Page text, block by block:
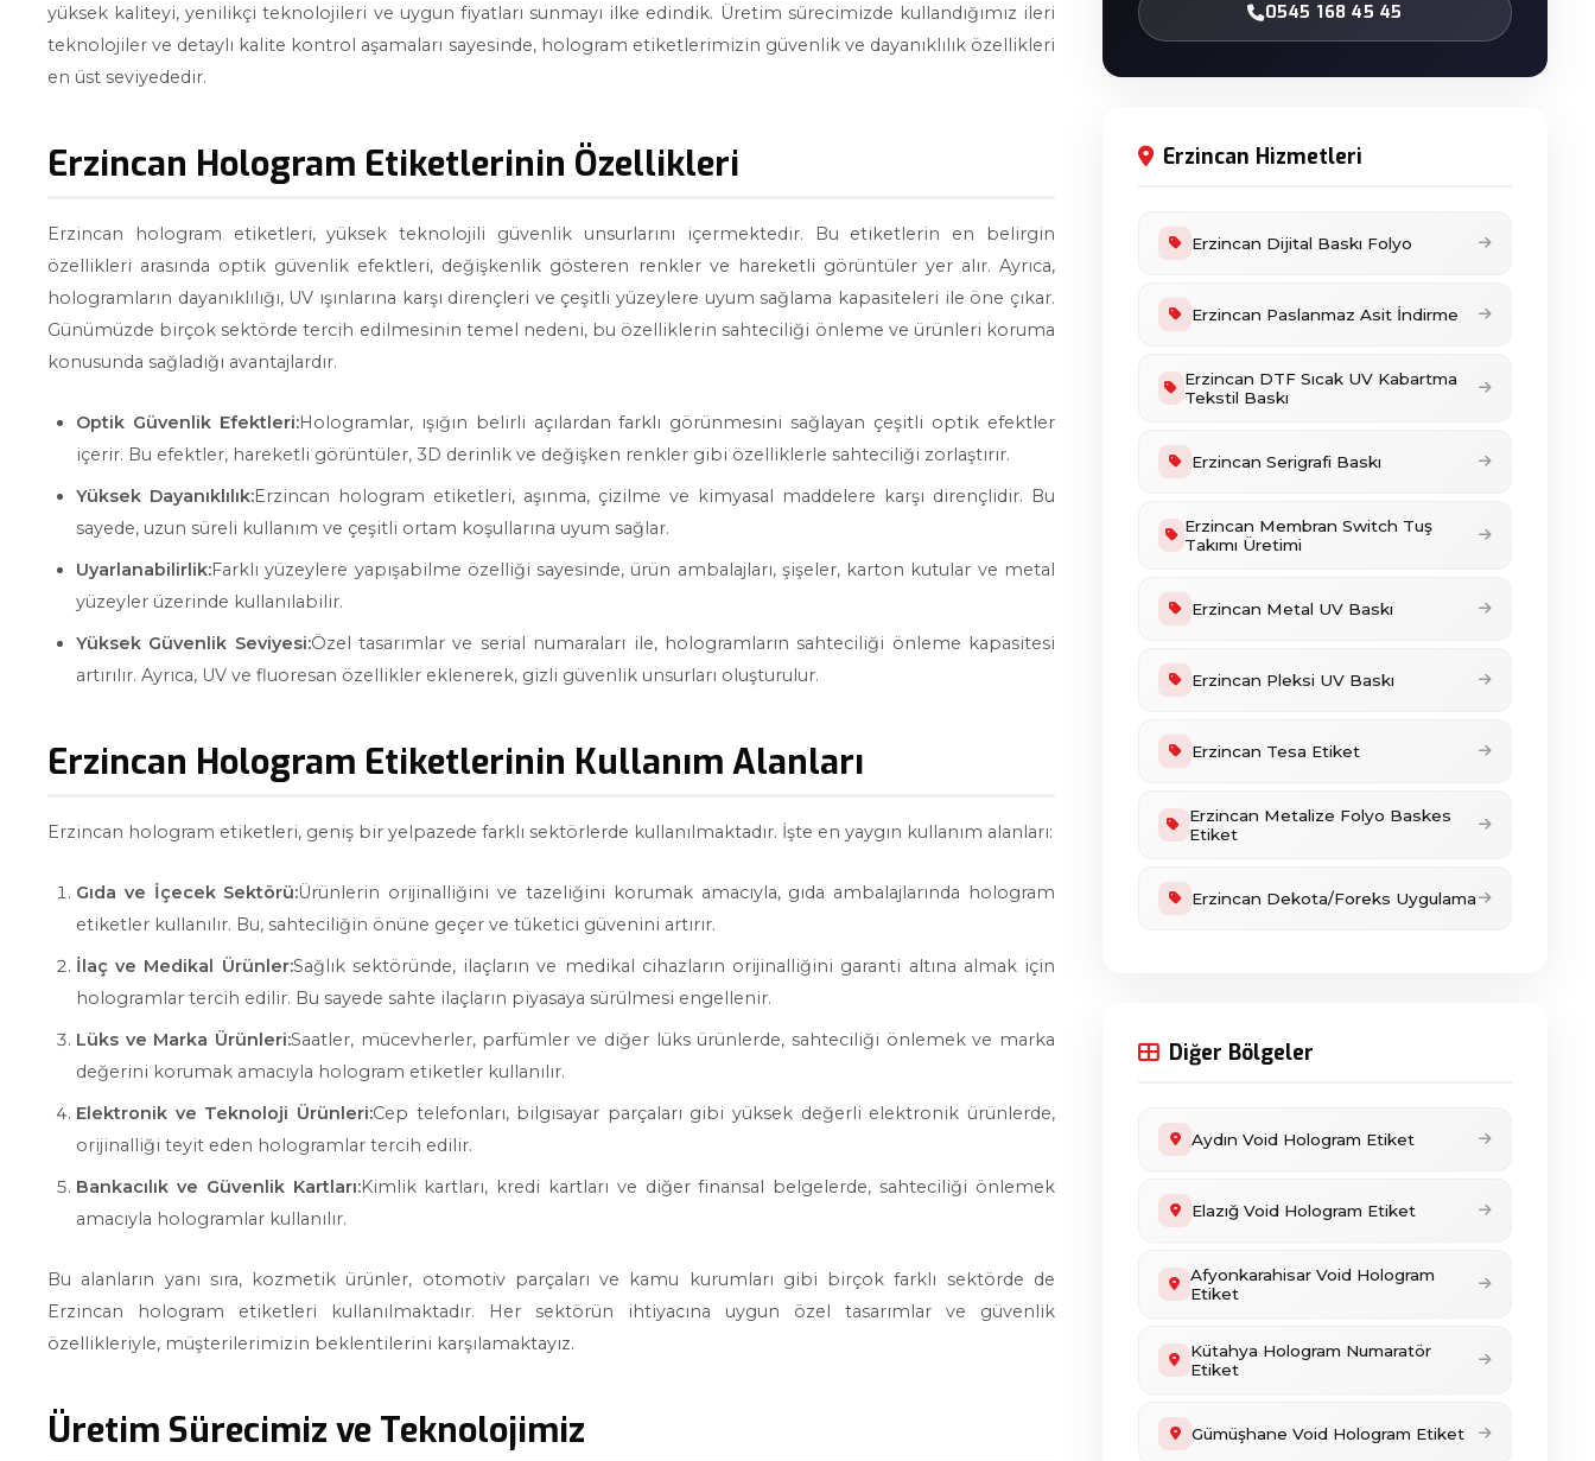
yüksek kaliteyi, yenilikçi teknolojileri ve uygun fiyatları sunmayı ilke edindik. Üretim sürecimizde kullandığımız ileri
teknolojiler ve detaylı kalite kontrol aşamaları sayesinde, hologram etiketlerimizin güvenlik ve dayanıklılık özellikleri
en üst seviyededir.
Erzincan Hologram Etiketlerinin Özellikleri
Erzincan hologram etiketleri, yüksek teknolojili güvenlik unsurlarını içermektedir. Bu etiketlerin en belirgin
özellikleri arasında optik güvenlik efektleri, değişkenlik gösteren renkler ve hareketli görüntüler yer alır. Ayrıca,
hologramların dayanıklılığı, UV ışınlarına karşı dirençleri ve çeşitli yüzeylere uyum sağlama kapasiteleri ile öne çıkar.
Günümüzde birçok sektörde tercih edilmesinin temel nedeni, bu özelliklerin sahteciliği önleme ve ürünleri koruma
konusunda sağladığı avantajlardır.
Optik Güvenlik Efektleri:Hologramlar, ışığın belirli açılardan farklı görünmesini sağlayan çeşitli optik efektler
içerir. Bu efektler, hareketli görüntüler, 3D derinlik ve değişken renkler gibi özelliklerle sahteciliği zorlaştırır.
Yüksek Dayanıklılık:Erzincan hologram etiketleri, aşınma, çizilme ve kimyasal maddelere karşı dirençlidir. Bu
sayede, uzun süreli kullanım ve çeşitli ortam koşullarına uyum sağlar.
Uyarlanabilirlik:Farklı yüzeylere yapışabilme özelliği sayesinde, ürün ambalajları, şişeler, karton kutular ve metal
yüzeyler üzerinde kullanılabilir.
Yüksek Güvenlik Seviyesi:Özel tasarımlar ve serial numaraları ile, hologramların sahteciliği önleme kapasitesi
artırılır. Ayrıca, UV ve fluoresan özellikler eklenerek, gizli güvenlik unsurları oluşturulur.
Erzincan Hologram Etiketlerinin Kullanım Alanları
Erzincan hologram etiketleri, geniş bir yelpazede farklı sektörlerde kullanılmaktadır. İşte en yaygın kullanım alanları:
Gıda ve İçecek Sektörü:Ürünlerin orijinalliğini ve tazeliğini korumak amacıyla, gıda ambalajlarında hologram
etiketler kullanılır. Bu, sahteciliğin önüne geçer ve tüketici güvenini artırır.
İlaç ve Medikal Ürünler:Sağlık sektöründe, ilaçların ve medikal cihazların orijinalliğini garanti altına almak için
hologramlar tercih edilir. Bu sayede sahte ilaçların piyasaya sürülmesi engellenir.
Lüks ve Marka Ürünleri:Saatler, mücevherler, parfümler ve diğer lüks ürünlerde, sahteciliği önlemek ve marka
değerini korumak amacıyla hologram etiketler kullanılır.
Elektronik ve Teknoloji Ürünleri:Cep telefonları, bilgisayar parçaları gibi yüksek değerli elektronik ürünlerde,
orijinalliği teyit eden hologramlar tercih edilir.
Bankacılık ve Güvenlik Kartları:Kimlik kartları, kredi kartları ve diğer finansal belgelerde, sahteciliği önlemek
amacıyla hologramlar kullanılır.
Bu alanların yanı sıra, kozmetik ürünler, otomotiv parçaları ve kamu kurumları gibi birçok farklı sektörde de
Erzincan hologram etiketleri kullanılmaktadır. Her sektörün ihtiyacına uygun özel tasarımlar ve güvenlik
özellikleriyle, müşterilerimizin beklentilerini karşılamaktayız.
Üretim Sürecimiz ve Teknolojimiz
0545 168 45 45
Erzincan Hizmetleri
Erzincan Dijital Baskı Folyo
Erzincan Paslanmaz Asit İndirme
Erzincan DTF Sıcak UV Kabartma
Tekstil Baskı
Erzincan Serigrafi Baskı
Erzincan Membran Switch Tuş
Takımı Üretimi
Erzincan Metal UV Baskı
Erzincan Pleksi UV Baskı
Erzincan Tesa Etiket
Erzincan Metalize Folyo Baskes
Etiket
Erzincan Dekota/Foreks Uygulama
Diğer Bölgeler
Aydın Void Hologram Etiket
Elazığ Void Hologram Etiket
Afyonkarahisar Void Hologram
Etiket
Kütahya Hologram Numaratör
Etiket
Gümüşhane Void Hologram Etiket